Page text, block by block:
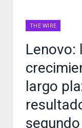
THE WIRE
Lenovo:
largo